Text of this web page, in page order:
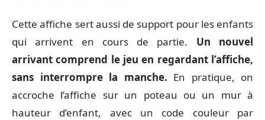
Cette affiche sert aussi de support pour les enfants
qui arrivent en cours de partie. Un nouvel
arrivant comprend le jeu en regardant l’affiche,
sans interrompre la manche. En pratique, on
accroche l’affiche sur un poteau ou un mur à
hauteur d’enfant, avec un code couleur par